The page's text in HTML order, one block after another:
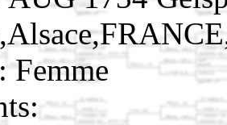
Femme